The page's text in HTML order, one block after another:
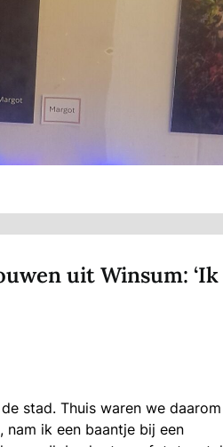
uit Winsum: ‘Ik
stad. Thuis waren we daarom
ik een baantje bij een